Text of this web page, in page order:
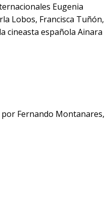
Eugenia
Lobos, Francisca Tuñón,
cineasta española Ainara
Fernando Montanares,